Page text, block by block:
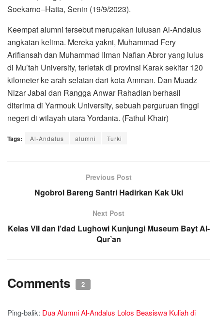
Soekarno–Hatta, Senin (19/9/2023).
Keempat alumni tersebut merupakan lulusan Al-Andalus
angkatan kelima. Mereka yakni, Muhammad Fery
Arifiansah dan Muhammad Ilman Nafian Abror yang lulus
di Mu’tah University, terletak di provinsi Karak sekitar 120
kilometer ke arah selatan dari kota Amman. Dan Muadz
Nizar Jabal dan Rangga Anwar Rahadian berhasil
diterima di Yarmouk University, sebuah perguruan tinggi
negeri di wilayah utara Yordania. (Fathul Khair)
Tags: Al-Andalus alumni Turki
Previous Post
Ngobrol Bareng Santri Hadirkan Kak Uki
Next Post
Kelas VII dan I’dad Lughowi Kunjungi Museum Bayt Al-
Qur’an
Comments 2
Ping-balik: Dua Alumni Al-Andalus Lolos Beasiswa Kuliah di